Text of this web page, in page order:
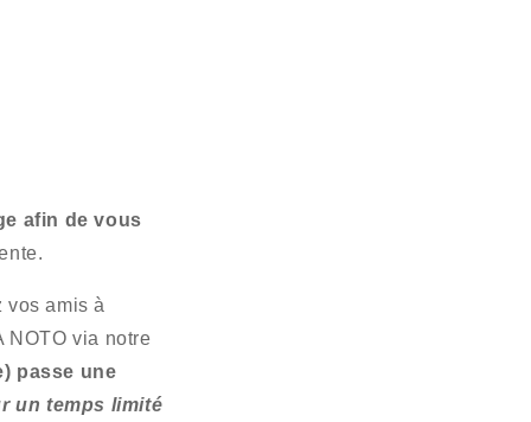
afin de vous
vos amis à
NOTO via notre
passe une
un temps limité